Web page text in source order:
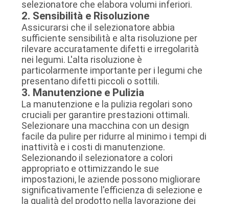
selezionatore che elabora volumi inferiori.
2. Sensibilità e Risoluzione
Assicurarsi che il selezionatore abbia
sufficiente sensibilità e alta risoluzione per
rilevare accuratamente difetti e irregolarità
nei legumi. L'alta risoluzione è
particolarmente importante per i legumi che
presentano difetti piccoli o sottili.
3. Manutenzione e Pulizia
La manutenzione e la pulizia regolari sono
cruciali per garantire prestazioni ottimali.
Selezionare una macchina con un design
facile da pulire per ridurre al minimo i tempi di
inattività e i costi di manutenzione.
Selezionando il selezionatore a colori
appropriato e ottimizzando le sue
impostazioni, le aziende possono migliorare
significativamente l'efficienza di selezione e
la qualità del prodotto nella lavorazione dei